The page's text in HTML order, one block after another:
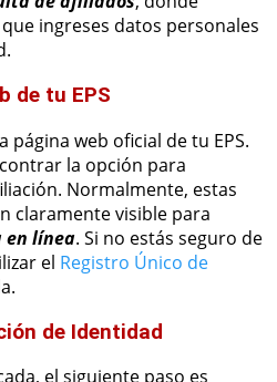
ingreses datos personales
de tu EPS
página web oficial de tu EPS.
la opción para
Normalmente, estas
claramente visible para
en línea. Si no estás seguro de
el Registro Único de
de Identidad
el siguiente paso es